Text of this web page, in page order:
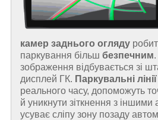
камер заднього огляду
паркування більш безпечним
зображення відбувається зі
дисплей ГК. Паркувальні лінії
реального часу, допоможуть
й уникнути зіткнення з
усуває сліпу зону позаду